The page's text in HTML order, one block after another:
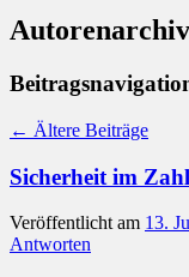
← Ältere Beiträge
Sicherheit im
Veröffentlicht am 13.
Antworten